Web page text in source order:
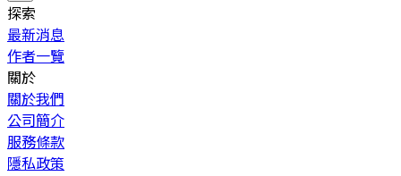
探索
最新消息
作者一覽
關於
關於我們
公司簡介
服務條款
隱私政策